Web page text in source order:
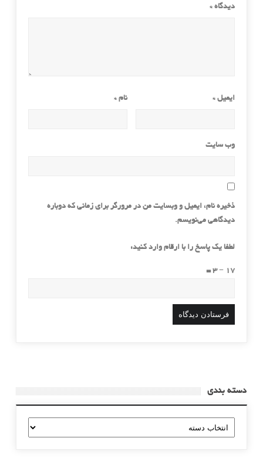
دیدگاه *
نام* ایمیل *
وب‌ سایت
ذخیره نام، ایمیل و وبسایت من در مرورگر برای زمانی که دوباره
دیدگاهی می‌نویسم.
لطفا یک پاسخ را با ارقام وارد کنید:
17 − 3 =
دسته بندی
دسته
بندی